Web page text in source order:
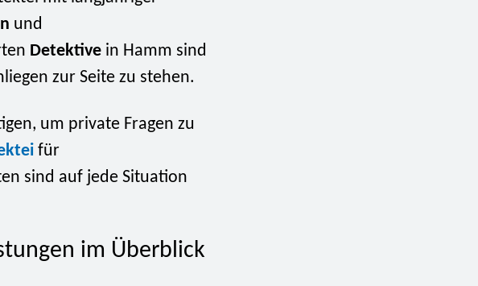
und
Detektive in Hamm sind
zur Seite zu stehen.
um private Fragen zu
für
sind auf jede Situation
im Überblick